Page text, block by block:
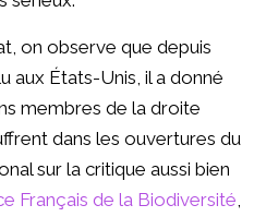
on observe que depuis
aux États-Unis, il a donné
membres de la droite
dans les ouvertures du
sur la critique aussi bien
Français de la Biodiversité